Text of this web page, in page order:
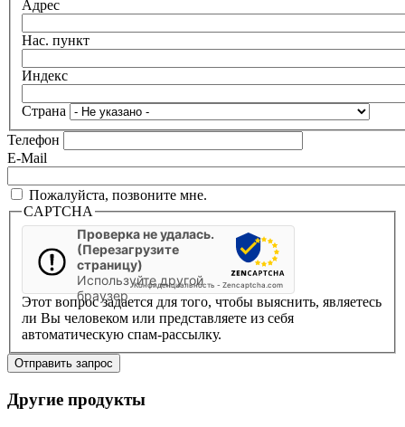
Адрес
Нас. пункт
Индекс
Страна
Телефон
E-Mail
Пожалуйста, позвоните мне.
CAPTCHA
Проверка не удалась.
(Перезагрузите
страницу)
Используйте другой
браузер
Конфиденциальность - Zencaptcha.com
Этот вопрос задается для того, чтобы выяснить, являетесь
ли Вы человеком или представляете из себя
автоматическую спам-рассылку.
Другие продукты